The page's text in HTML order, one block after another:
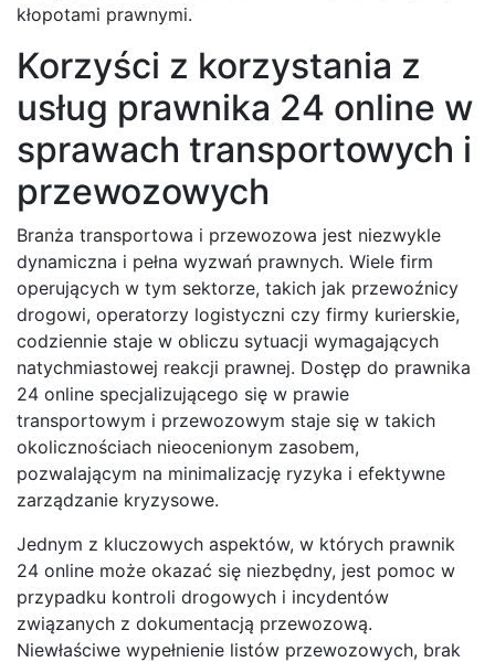
kłopotami prawnymi.
Korzyści z korzystania z
usług prawnika 24 online w
sprawach transportowych i
przewozowych
Branża transportowa i przewozowa jest niezwykle
dynamiczna i pełna wyzwań prawnych. Wiele firm
operujących w tym sektorze, takich jak przewoźnicy
drogowi, operatorzy logistyczni czy firmy kurierskie,
codziennie staje w obliczu sytuacji wymagających
natychmiastowej reakcji prawnej. Dostęp do prawnika
24 online specjalizującego się w prawie
transportowym i przewozowym staje się w takich
okolicznościach nieocenionym zasobem,
pozwalającym na minimalizację ryzyka i efektywne
zarządzanie kryzysowe.
Jednym z kluczowych aspektów, w których prawnik
24 online może okazać się niezbędny, jest pomoc w
przypadku kontroli drogowych i incydentów
związanych z dokumentacją przewozową.
Niewłaściwe wypełnienie listów przewozowych, brak